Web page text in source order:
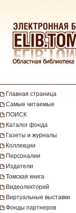
Главная страница
Самые читаемые
ПОИСК
Каталог фонда
Газеты и журналы
Коллекции
Персоналии
Издатели
Томская книга
Видеолекторий
Виртуальные выставки
Фонды партнеров